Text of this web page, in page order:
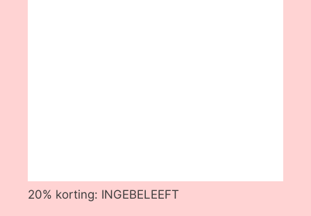
20% korting: INGEBELEEFT